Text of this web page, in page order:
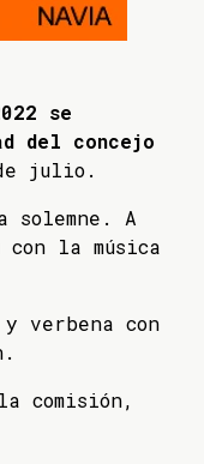
se
del concejo
julio.
A
con la música
verbena con
comisión,